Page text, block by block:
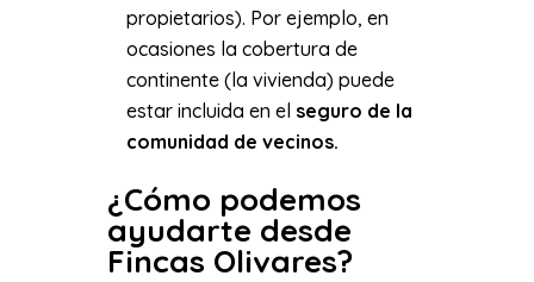
propietarios). Por ejemplo, en
ocasiones la cobertura de
continente (la vivienda) puede
estar incluida en el seguro de la
comunidad de vecinos.
¿Cómo podemos
ayudarte desde
Fincas Olivares?